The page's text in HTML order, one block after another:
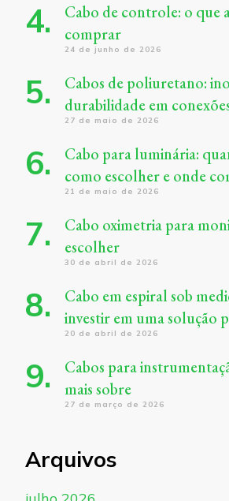
Cabo de controle: o que
comprar
24 de junho de 2026
Cabos de poliuretano:
durabilidade em
27 de maio de 2026
Cabo para luminária:
como escolher e onde
21 de maio de 2026
Cabo oximetria para
escolher
30 de abril de 2026
Cabo em espiral sob
investir em uma solução
20 de abril de 2026
Cabos para
mais sobre
27 de março de 2026
Arquivos